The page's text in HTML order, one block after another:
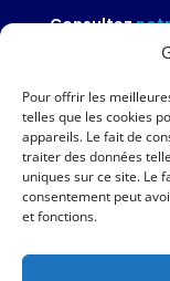
Pour offrir les
telles que les cookies
appareils. Le fait de
traiter des données
uniques sur ce site. Le
consentement peut
et fonctions.
Consultez
Nous
02 97
Nous écrire